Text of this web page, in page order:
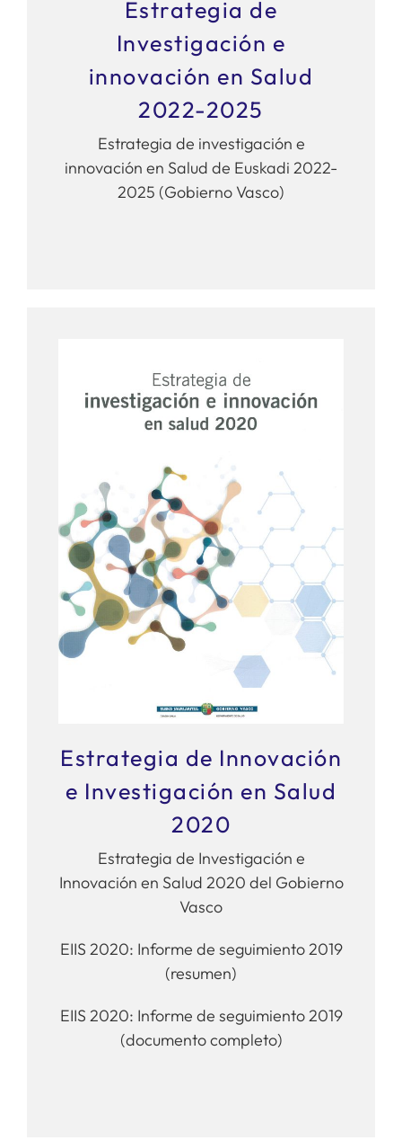
Estrategia de
Investigación e
innovación en Salud
2022-2025
Estrategia de investigación e
innovación en Salud de Euskadi 2022-
2025 (Gobierno Vasco)
Estrategia de Innovación
e Investigación en Salud
2020
Estrategia de Investigación e
Innovación en Salud 2020 del Gobierno
Vasco
EIIS 2020: Informe de seguimiento 2019
(resumen)
EIIS 2020: Informe de seguimiento 2019
(documento completo)